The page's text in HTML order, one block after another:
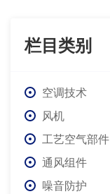
栏目类别
空调技术
风机
工艺空气部件
通风组件
噪音防护